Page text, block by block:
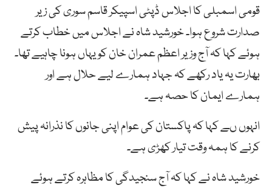
قومی اسمبلی کا اجلاس ڈپٹی اسپیکر قاسم سوری کی زیر
صدارت شروع ہوا۔ خورشید شاہ نے اجلاس میں خطاب کرتے
ہوئے کہا کہ آج وزیر اعظم عمران خان کو یہاں ہونا چاہیے تھا۔
بھارت یہ یاد رکھے کہ جہاد ہمارے لیے حلال ہے اور
ہمارے ایمان کا حصہ ہے۔
انہوں ںے کہا کہ پاکستان کی عوام اپنی جانوں کا نذرانہ پیش
کرنے کا ہمہ وقت تیار کھڑی ہے۔
خورشید شاہ نے کہا کہ آج سنجیدگی کا مظاہرہ کرتے ہوئے